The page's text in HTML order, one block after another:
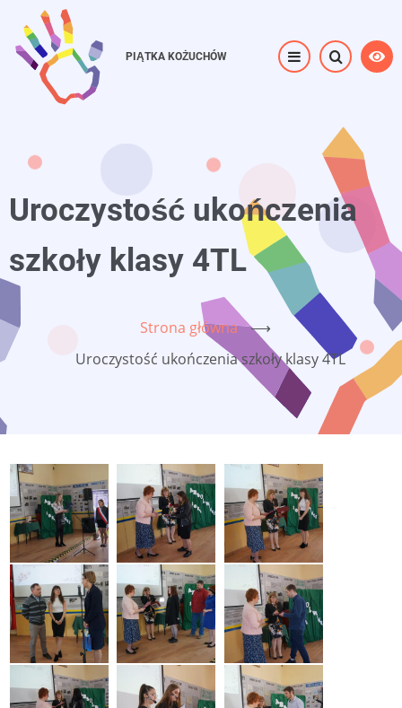
Przejdź
treści
PIĄTKA KOŻUCHÓW
Uroczystość ukończenia
szkoły klasy 4TL
Strona główna
⟶
Uroczystość ukończenia szkoły klasy 4TL